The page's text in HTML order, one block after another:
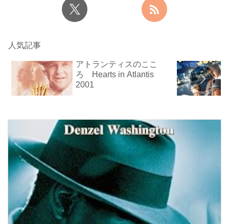
人気記事
アトランティスのここ
ろ Hearts in Atlantis
2001